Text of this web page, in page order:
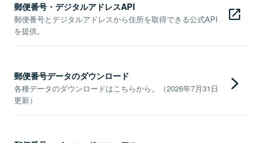
郵便番号・デジタルアドレスAPI
郵便番号とデジタルアドレスから住所を取得できる公式API
を提供。
郵便番号データのダウンロード
各種データのダウンロードはこちらから。（2026年7月31日
更新）